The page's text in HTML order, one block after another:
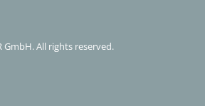
GmbH. All rights reserved.